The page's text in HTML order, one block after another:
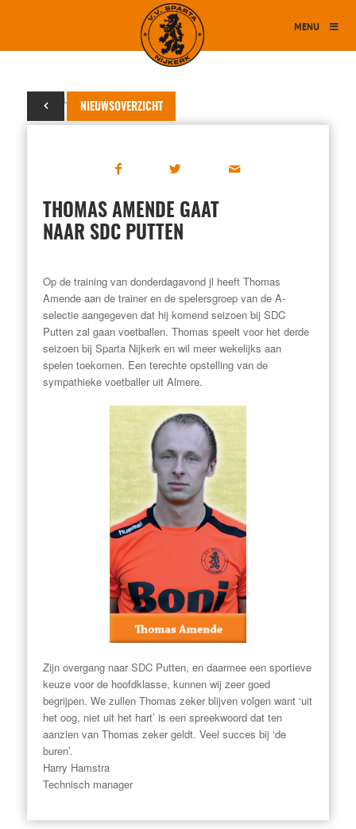
MENU
NIEUWSOVERZICHT
21 februari 2014
THOMAS AMENDE GAAT
NAAR SDC PUTTEN
Op de training van donderdagavond jl heeft Thomas
Amende aan de trainer en de spelersgroep van de A-
selectie aangegeven dat hij komend seizoen bij SDC
Putten zal gaan voetballen. Thomas speelt voor het derde
seizoen bij Sparta Nijkerk en wil meer wekelijks aan
spelen toekomen. Een terechte opstelling van de
sympathieke voetballer uit Almere.
Zijn overgang naar SDC Putten, en daarmee een sportieve
keuze voor de hoofdklasse, kunnen wij zeer goed
begrijpen. We zullen Thomas zeker blijven volgen want ‘uit
het oog, niet uit het hart’ is een spreekwoord dat ten
aanzien van Thomas zeker geldt. Veel succes bij ‘de
buren’.
Harry Hamstra
Technisch manager